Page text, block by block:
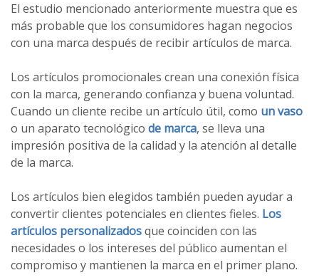
El estudio mencionado anteriormente muestra que es
más probable que los consumidores hagan negocios
con una marca después de recibir artículos de marca.
Los artículos promocionales crean una conexión física
con la marca, generando confianza y buena voluntad.
Cuando un cliente recibe un artículo útil, como un vaso
o un aparato tecnológico de marca, se lleva una
impresión positiva de la calidad y la atención al detalle
de la marca.
Los artículos bien elegidos también pueden ayudar a
convertir clientes potenciales en clientes fieles. Los
artículos personalizadosque coinciden con las
necesidades o los intereses del público aumentan el
compromiso y mantienen la marca en el primer plano.